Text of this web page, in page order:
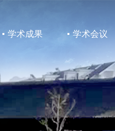
学术成果 学术会议